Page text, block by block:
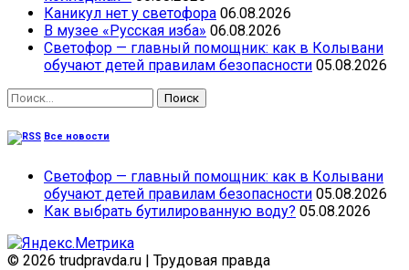
Каникул нет у светофора 06.08.2026
В музее «Русская изба» 06.08.2026
Светофор — главный помощник: как в Колывани
обучают детей правилам безопасности 05.08.2026
Найти:
Все новости
Светофор — главный помощник: как в Колывани
обучают детей правилам безопасности 05.08.2026
Как выбрать бутилированную воду? 05.08.2026
© 2026 trudpravda.ru | Трудовая правда